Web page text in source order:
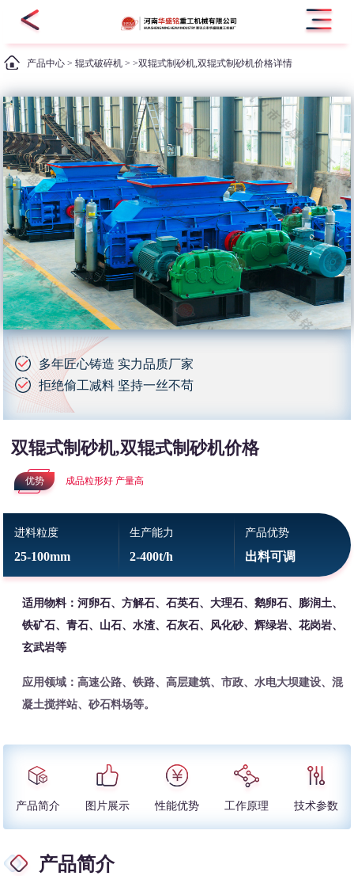
产品中心 >辊式破碎机 > >双辊式制砂机,双辊式制砂机价格详情
多年匠心铸造 实力品质厂家
拒绝偷工减料 坚持一丝不苟
双辊式制砂机,双辊式制砂机价格
优势 成品粒形好 产量高
进料粒度
25-100mm
生产能力
2-400t/h
产品优势
出料可调
适用物料：河卵石、方解石、石英石、大理石、鹅卵石、膨润土、
铁矿石、青石、山石、水渣、石灰石、风化砂、辉绿岩、花岗岩、
玄武岩等
应用领域：高速公路、铁路、高层建筑、市政、水电大坝建设、混
凝土搅拌站、砂石料场等。
产品简介 图片展示 性能优势 工作原理 技术参数
产品简介